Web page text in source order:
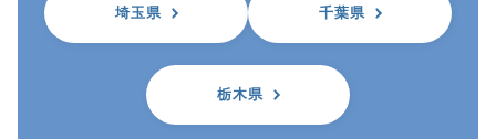
埼玉県 千葉県
栃木県